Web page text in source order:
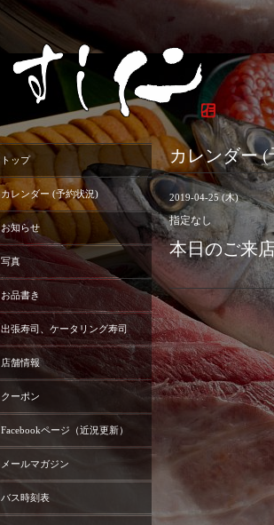
カレンダー
2019-04-25 (木)
指定なし
本日のご来
トップ
カレンダー (予約状況)
お知らせ
写真
お品書き
出張寿司、ケータリング寿司
店舗情報
クーポン
Facebookページ（近況更新）
メールマガジン
バス時刻表